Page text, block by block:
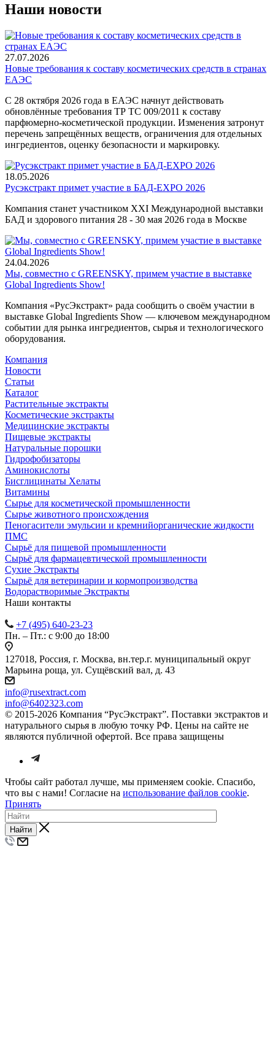
Наши новости
27.07.2026
Новые требования к составу косметических средств в странах
ЕАЭС
С 28 октября 2026 года в ЕАЭС начнут действовать
обновлённые требования ТР ТС 009/2011 к составу
парфюмерно-косметической продукции. Изменения затронут
перечень запрещённых веществ, ограничения для отдельных
ингредиентов, оценку безопасности и маркировку.
18.05.2026
Русэкстракт примет участие в БАД-EXPO 2026
Компания станет участником XXI Международной выставки
БАД и здорового питания 28 - 30 мая 2026 года в Москве
24.04.2026
Мы, совместно с GREENSKY, примем участие в выставке
Global Ingredients Show!
Компания «РусЭкстракт» рада сообщить о своём участии в
выставке Global Ingredients Show — ключевом международном
событии для рынка ингредиентов, сырья и технологического
оборудования.
Компания
Новости
Статьи
Каталог
Растительные экстракты
Косметические экстракты
Медицинские экстракты
Пищевые экстракты
Натуральные порошки
Гидрофобизаторы
Аминокислоты
Бисглицинаты Хелаты
Витамины
Сырье для косметической промышленности
Сырье животного происхождения
Пеногасители эмульсии и кремнийорганические жидкости
ПМС
Сырьё для пищевой промышленности
Сырьё для фармацевтической промышленности
Сухие Экстракты
Сырьё для ветеринарии и кормопроизводства
Водорастворимые Экстракты
Наши контакты
+7 (495) 640-23-23
Пн. – Пт.: с 9:00 до 18:00
127018, Россия, г. Москва, вн.тер.г. муниципальный округ
Марьина роща, ул. Сущёвский вал, д. 43
info@rusextract.com
info@6402323.com
© 2015-2026 Компания “РусЭкстракт”. Поставки экстрактов и
натурального сырья в любую точку РФ. Цены на сайте не
являются публичной офертой. Все права защищены
Чтобы сайт работал лучше, мы применяем cookie. Спасибо,
что вы с нами! Согласие на использование файлов cookie.
Принять
Найти